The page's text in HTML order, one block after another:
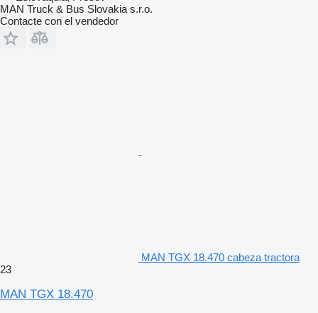
MAN Truck & Bus Slovakia s.r.o.
Contacte con el vendedor
MAN TGX 18.470 cabeza tractora
23
MAN TGX 18.470